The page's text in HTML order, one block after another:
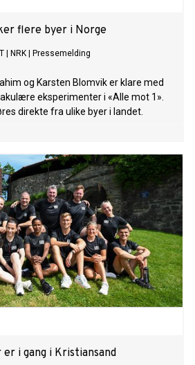
flere byer i Norge
NRK Pressemelding
og Karsten Blomvik er klare med
eksperimenter i «Alle mot 1».
direkte fra ulike byer i landet.
i gang i Kristiansand